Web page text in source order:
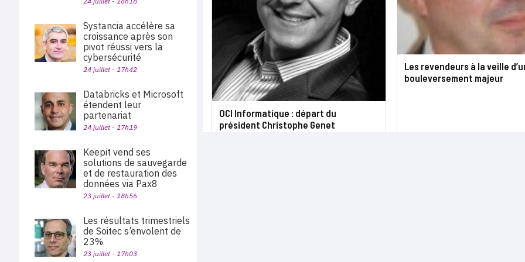
OCI Informatique : départ du
président Christophe Genet
Les revendeurs à la veille
bouleversement majeur
Systancia accélère sa
croissance après son
pivot réussi vers la
cybersécurité
24 juillet - 17h42
Databricks et Microsoft
étendent leur
partenariat
24 juillet - 17h19
Keepit vend ses
solutions de sauvegarde
et de restauration des
données via Pax8
23 juillet - 18h56
Les résultats trimestriels
de Soitec s’envolent de
23%
23 juillet - 17h03